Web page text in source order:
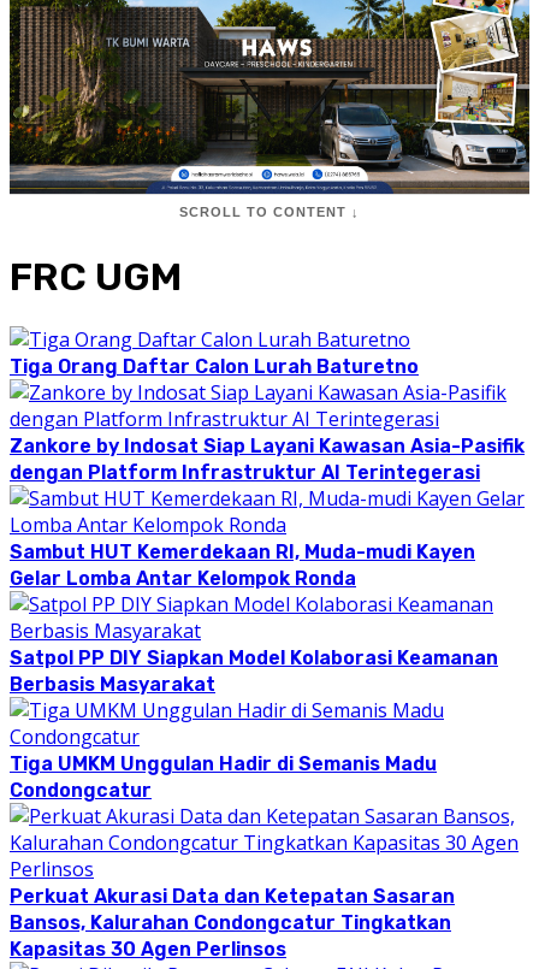
SCROLL TO CONTENT ↓
FRC UGM
Tiga Orang Daftar Calon Lurah Baturetno
Zankore by Indosat Siap Layani Kawasan Asia-Pasifik
dengan Platform Infrastruktur AI Terintegerasi
Sambut HUT Kemerdekaan RI, Muda-mudi Kayen
Gelar Lomba Antar Kelompok Ronda
Satpol PP DIY Siapkan Model Kolaborasi Keamanan
Berbasis Masyarakat
Tiga UMKM Unggulan Hadir di Semanis Madu
Condongcatur
Perkuat Akurasi Data dan Ketepatan Sasaran
Bansos, Kalurahan Condongcatur Tingkatkan
Kapasitas 30 Agen Perlinsos